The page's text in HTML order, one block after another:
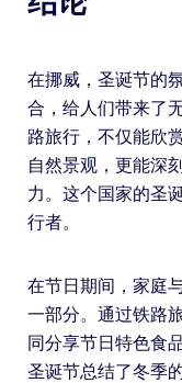
在挪威，圣诞节的
合，给人们带来了
路旅行，不仅能欣
自然景观，更能深
力。这个国家的圣
行者。
在节日期间，家庭
一部分。通过铁路
同分享节日特色食
圣诞节总结了冬季